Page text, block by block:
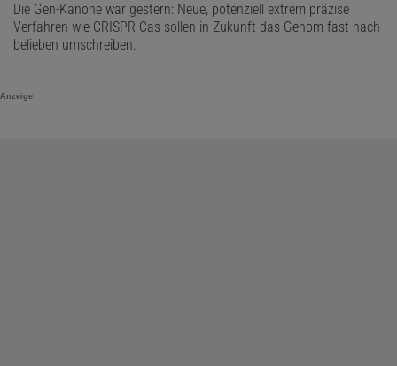
Die Gen-Kanone war gestern: Neue, potenziell extrem präzise
Verfahren wie CRISPR-Cas sollen in Zukunft das Genom fast nach
belieben umschreiben.
Anzeige